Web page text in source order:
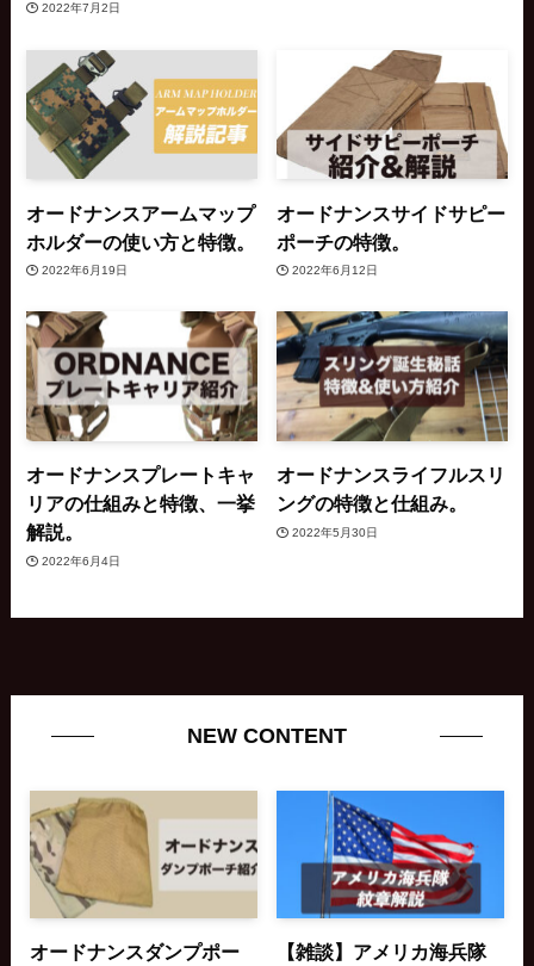
2022年7月2日
オードナンスアームマップ
ホルダーの使い方と特徴。
2022年6月19日
オードナンスサイドサピー
ポーチの特徴。
2022年6月12日
オードナンスプレートキャ
リアの仕組みと特徴、一挙
解説。
2022年6月4日
オードナンスライフルスリ
ングの特徴と仕組み。
2022年5月30日
NEW CONTENT
オードナンスダンプポー
【雑談】アメリカ海兵隊